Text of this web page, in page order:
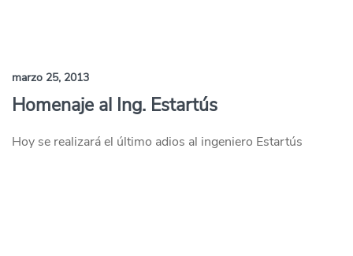
marzo 25, 2013
Homenaje al Ing. Estartús
Hoy se realizará el último adios al ingeniero Estartús